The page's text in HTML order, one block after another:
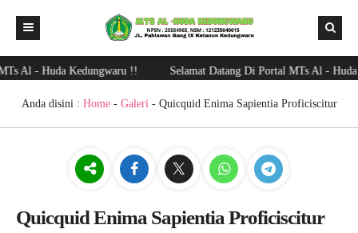
HOME
UJIAN
KELULUSAN
Kepuasan dan Pengaduan
Al - Huda Kedungwaru !! Selamat Datang Di Portal MTs Al - Huda
Anda disini : Home- Galeri- Quicquid Enima Sapientia Proficiscitur
Quicquid Enima Sapientia Proficiscitur